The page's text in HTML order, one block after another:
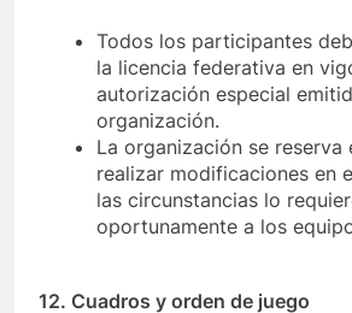
Todos los participantes
la licencia federativa en
autorización especial
organización.
La organización se reserva
realizar modificaciones en
las circunstancias lo
oportunamente a los
12. Cuadros y orden de juego